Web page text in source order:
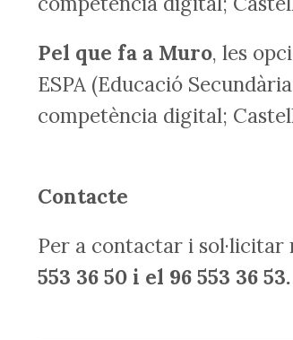
Pel que fa a Muro, les
ESPA (Educació
competència digital;
Contacte
Per a contactar i sol·licitar
553 36 50 i el 96 553 36